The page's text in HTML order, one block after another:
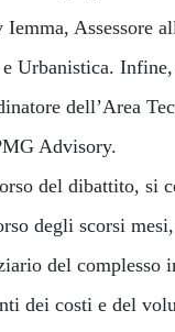
Iemma, Assessore
Urbanistica.
dell’Area
Advisory.
del dibattito, si
degli scorsi
del complesso
dei costi e del